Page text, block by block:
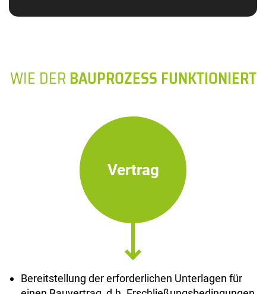
WIE DERBAUPROZESS FUNKTIONIERT
Vertrag
Bereitstellung der erforderlichen Unterlagen für